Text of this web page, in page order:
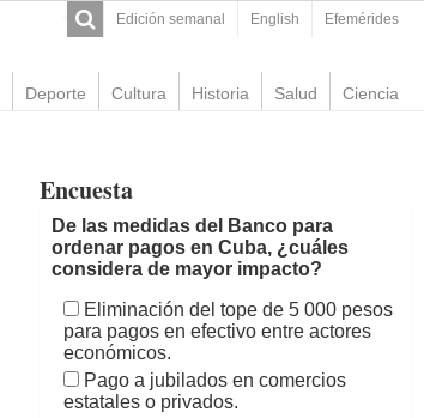
Edición semanal English Efemérides
Deporte Cultura Historia Salud Ciencia
Encuesta
De las medidas del Banco para
ordenar pagos en Cuba, ¿cuáles
considera de mayor impacto?
Eliminación del tope de 5 000 pesos
para pagos en efectivo entre actores
económicos.
Pago a jubilados en comercios
estatales o privados.